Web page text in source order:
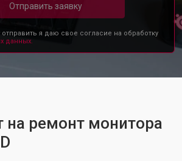
Отправить заявку
я даю свое согласие на обработку
данных.
на ремонт монитора